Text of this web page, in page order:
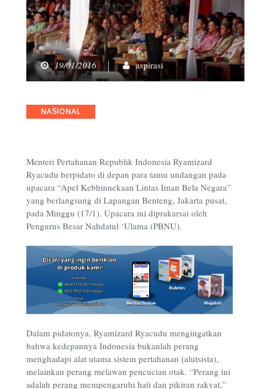
19/01/2016 aspirasi
Categories
NASIONAL
Menteri Pertahanan Republik Indonesia Ryamizard
Ryacudu berpidato di depan para tamu undangan pada
upacara “Apel Kebhinnekaan Lintas Iman Bela Negara”
yang berlangsung di Lapangan Benteng, Jakarta pusat,
pada Minggu (17/1). Upacara ini diprakarsai oleh
Pengurus Besar Nahdatul ‘Ulama (PBNU).
Dalam pidatonya, Ryamizard Ryacudu mengingatkan
bahwa kedepannya Indonesia bukanlah perang
menghadapi alat utama sistem pertahanan (alutsista),
melainkan perang melawan pencucian otak. “Perang ini
adalah perang mempengaruhi hati dan pikiran rakyat,”